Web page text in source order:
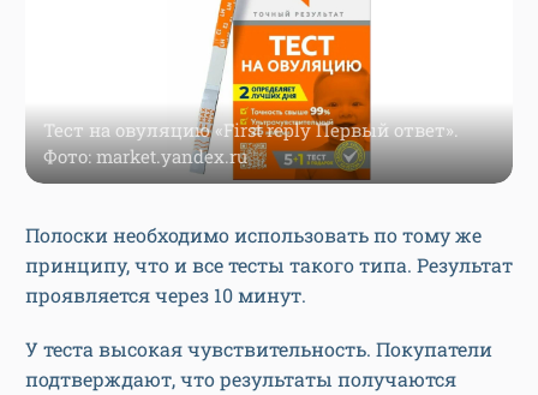
Тест на овуляцию «First reply Первый ответ».
Фото: market.yandex.ru
Полоски необходимо использовать по тому же
принципу, что и все тесты такого типа. Результат
проявляется через 10 минут.
У теста высокая чувствительность. Покупатели
подтверждают, что результаты получаются